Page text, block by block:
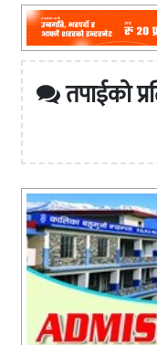
तपाईको